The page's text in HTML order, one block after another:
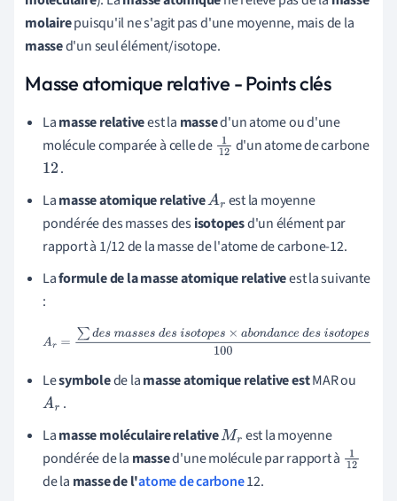
molairepuisqu'il ne s'agit pas d'une moyenne, mais de la
massed'un seul élément/isotope.
Masse atomique relative - Points clés
Lamasse relativeest la massed'un atome ou d'une
molécule comparée à celle de 11 d'un atome de carbone
12 .
Lamasse atomique relativeAr est la moyenne
pondérée des masses desisotopesd'un élément par
rapport à 1/12 de la masse de l'atome de carbone-12.
Laformule de la masse atomiquerelativeest la suivante
:
Ar =∑ desmassesdesisotopes×abondancedesisotopes1
Lesymbolede lamasse atomique relative estMAR ou
Ar .
Lamasse moléculaire relativeMr est la moyenne
pondérée de la massed'une molécule par rapport à 11
de la masse de l'atome de carbone12.